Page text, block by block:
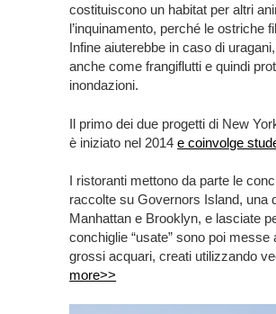
costituiscono un habitat per altri
l’inquinamento, perché le ostriche
Infine aiuterebbe in caso di
anche come frangiflutti e quindi
inondazioni.
Il primo dei due progetti di New
è iniziato nel 2014e coinvolge
I ristoranti mettono da parte le
raccolte su Governors Island, una
Manhattan e Brooklyn, e lasciate
conchiglie “usate” sono poi
grossi acquari, creati utilizzando
more>>